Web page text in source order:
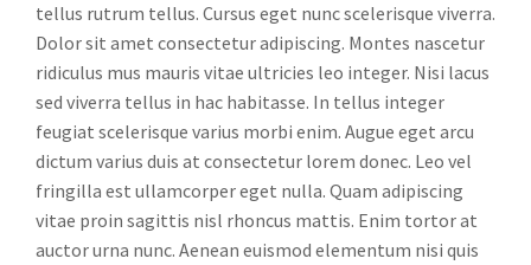
tellus rutrum tellus. Cursus eget nunc scelerisque viverra.
Dolor sit amet consectetur adipiscing. Montes nascetur
ridiculus mus mauris vitae ultricies leo integer. Nisi lacus
sed viverra tellus in hac habitasse. In tellus integer
feugiat scelerisque varius morbi enim. Augue eget arcu
dictum varius duis at consectetur lorem donec. Leo vel
fringilla est ullamcorper eget nulla. Quam adipiscing
vitae proin sagittis nisl rhoncus mattis. Enim tortor at
auctor urna nunc. Aenean euismod elementum nisi quis